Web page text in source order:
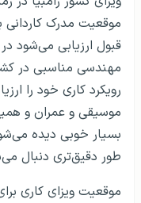
موقعیت مدرک کاردانی
قبول ارزیابی می‌شود
مهندسی مناسبی در
رویکرد کاری خود را
موسیقی و عمران و
بسیار خوبی دیده
طور دقیق‌تری دنبال
موقعیت ویزای کاری